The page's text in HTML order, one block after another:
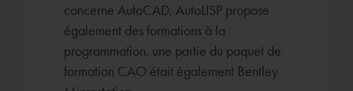
concerne AutoCAD, AutoLISP propose
également des formations à la
programmation. une partie du paquet de
formation CAO était également Bentley